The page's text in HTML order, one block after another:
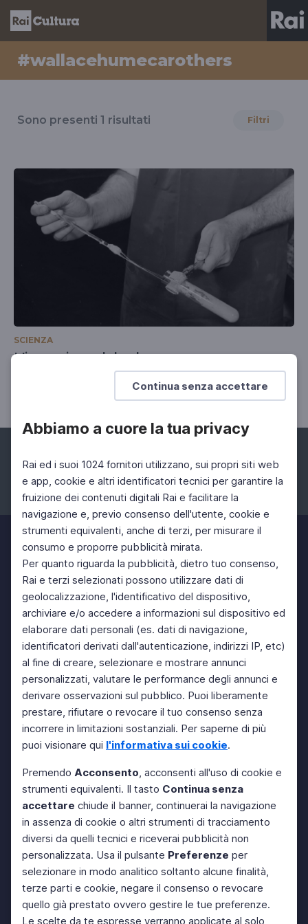
Continua senza accettare
Abbiamo a cuore la tua privacy
Rai ed i suoi 1024 fornitori utilizzano, sui propri siti web
e app, cookie e altri identificatori tecnici per garantire la
fruizione dei contenuti digitali Rai e facilitare la
navigazione e, previo consenso dell'utente, cookie e
strumenti equivalenti, anche di terzi, per misurare il
consumo e proporre pubblicità mirata.
Per quanto riguarda la pubblicità, dietro tuo consenso,
Rai e terzi selezionati possono utilizzare dati di
geolocalizzazione, l'identificativo del dispositivo,
archiviare e/o accedere a informazioni sul dispositivo ed
elaborare dati personali (es. dati di navigazione,
identificatori derivati dall'autenticazione, indirizzi IP, etc)
al fine di creare, selezionare e mostrare annunci
personalizzati, valutare le performance degli annunci e
derivare osservazioni sul pubblico. Puoi liberamente
prestare, rifiutare o revocare il tuo consenso senza
incorrere in limitazioni sostanziali. Per saperne di più
puoi visionare qui l'informativa sui cookie.
Premendo Acconsento, acconsenti all'uso di cookie e
strumenti equivalenti. Il tasto Continua senza
accettare chiude il banner, continuerai la navigazione
in assenza di cookie o altri strumenti di tracciamento
diversi da quelli tecnici e riceverai pubblicità non
personalizzata. Usa il pulsante Preferenze per
selezionare in modo analitico soltanto alcune finalità,
terze parti e cookie, negare il consenso o revocare
quello già prestato ovvero gestire le tue preferenze.
Le scelte da te espresse verranno applicate al solo
#wallacehumecarothers
il
#wallacehumecarothers
Sono presenti 1 risultati Filtri
SCIENZA
L'invenzione del nylon
Facebook Instagram Twitter